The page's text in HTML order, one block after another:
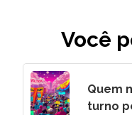
Você
Quem
turno